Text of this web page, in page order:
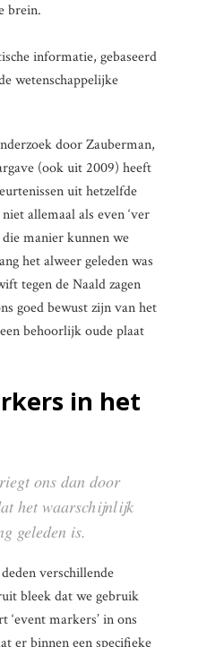
brein.
informatie, gebaseerd
wetenschappelijke
door Zauberman,
(ook uit 2009) heeft
uit hetzelfde
allemaal als even ‘ver
die manier kunnen we
het alweer geleden was
tegen de Naald zagen
goed bewust zijn van het
behoorlijk oude plaat
in het
ons dan door
het waarschijnlijk
geleden is.
verschillende
bleek dat we gebruik
‘event markers’ in ons
er binnen een specifieke